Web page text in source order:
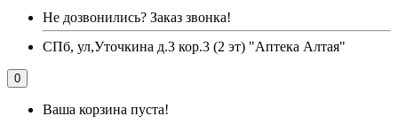
Не дозвонились? Заказ звонка!
СПб, ул,Уточкина д.3 кор.3 (2 эт) "Аптека Алтая"
0
Ваша корзина пуста!